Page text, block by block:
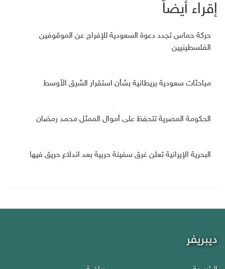
إقراء أيضاً
حركة حماس تجدد دعوة السعودية للإفراج عن الموقوفين
الفلسطينيين
مباحثات سعودية بريطانية بشأن استقرار الشرق الأوسط
الحكومة المصرية تتحفظ على أموال الممثل محمد رمضان
البحرية الإيرانية تعلن غرق سفينة حربية بعد اندلاع حريق فيها
ديبريفر